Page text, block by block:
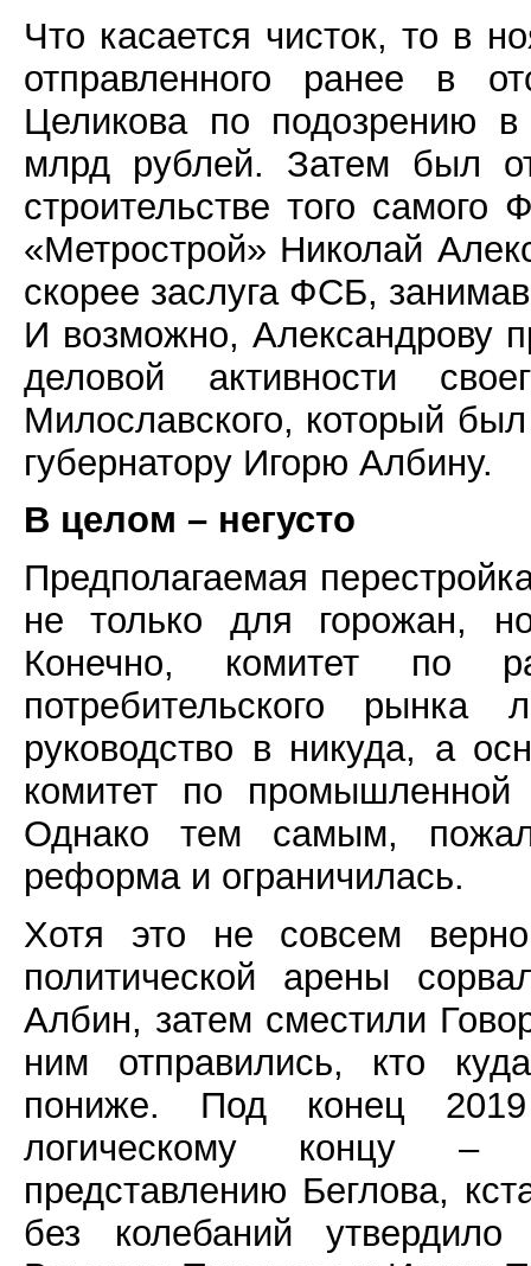
Что касается чисток, то в
отправленного ранее в
Целикова по подозрению
млрд рублей. Затем был
строительстве того
«Метрострой» Николай
скорее заслуга ФСБ,
И возможно, Александрову
деловой активности
Милославского, который
губернатору Игорю Албину.
В целом – негусто
Предполагаемая
не только для горожан,
Конечно, комитет по
потребительского рынка
руководство в никуда, а
комитет по промышленной
Однако тем самым,
реформа и ограничилась.
Хотя это не совсем
политической арены
Албин, затем сместили
ним отправились, кто
пониже. Под конец
логическому концу –
представлению Беглова,
без колебаний